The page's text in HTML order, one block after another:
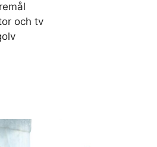
och tv